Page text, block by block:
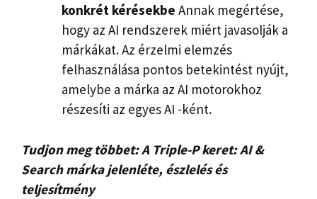
konkrét kérésekbe Annak megértése,
hogy az AI rendszerek miért javasolják a
márkákat. Az érzelmi elemzés
felhasználása pontos betekintést nyújt,
amelybe a márka az AI motorokhoz
részesíti az egyes AI -ként.
Tudjon meg többet:A Triple-P keret: AI &
Search márka jelenléte, észlelés és
teljesítmény